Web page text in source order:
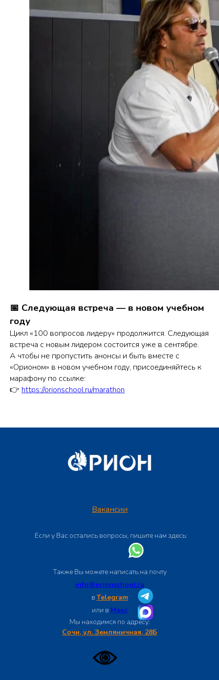
📅 Следующая встреча — в новом учебном
году
Цикл «100 вопросов лидеру» продолжится. Следующая
встреча с новым лидером состоится уже в сентябре.
А чтобы не пропустить анонсы и быть вместе с
«Орионом» в новом учебном году, присоединяйтесь к
марафону по ссылке:
👉 https://orionschool.ru/marathon
Вакансии
Если у Вас остались вопросы, пишите нам здесь:
Мы находимся по адресу:
Сочи, ул. Земляничная, 28Б
Также Вы можете написать на почту
info@orionschool.ru
в Telegram
или в Макс